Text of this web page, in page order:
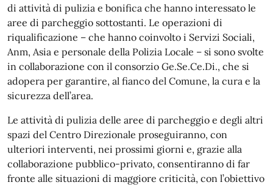
di attività di pulizia e bonifica che hanno interessato le
aree di parcheggio sottostanti. Le operazioni di
riqualificazione – che hanno coinvolto i Servizi Sociali,
Anm, Asia e personale della Polizia Locale – si sono svolte
in collaborazione con il consorzio Ge.Se.Ce.Di., che si
adopera per garantire, al fianco del Comune, la cura e la
sicurezza dell’area.
Le attività di pulizia delle aree di parcheggio e degli altri
spazi del Centro Direzionale proseguiranno, con
ulteriori interventi, nei prossimi giorni e, grazie alla
collaborazione pubblico-privato, consentiranno di far
fronte alle situazioni di maggiore criticità, con l’obiettivo